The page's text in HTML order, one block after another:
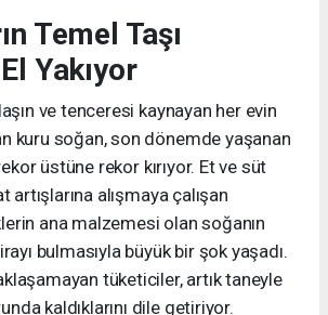
Temel Taşı
Yakıyor
ve tenceresi kaynayan her evin
kuru soğan, son dönemde yaşanan
üstüne rekor kırıyor. Et ve süt
alışmaya çalışan
ana malzemesi olan soğanın
bulmasıyla büyük bir şok yaşadı.
tüketiciler, artık taneyle
kaldıklarını dile getiriyor.